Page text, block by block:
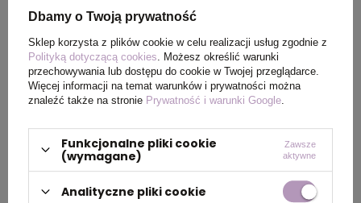
Wymiary
produktu
Rozmiar: 3XL
Kolor szary
PAKOWANIE
Dbamy o Twoją prywatność
Sklep korzysta z plików cookie w celu realizacji usług zgodnie z
Polityką dotyczącą cookies . Możesz określić warunki
przechowywania lub dostępu do cookie w Twojej przeglądarce.
Więcej informacji na temat warunków i prywatności można
znaleźć także na stronie Prywatność i warunki Google
Funkcjonalne pliki cookie
(wymagane)
Zawsze
aktywne
Analityczne pliki cookie